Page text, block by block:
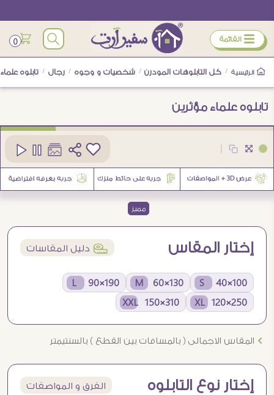
ÿ القائمة 0
الرئيسية / كل التابلوهات المودرن / شخصيات و وجوه / رجال / تابلوه
تابلوه علماء مؤثرين
مميز
إختار المقاس í دليل المقاسات
100×40 S
130×60 M
190×90 L
250×120 XL
310×150 XXL
Ö المقاس الاجمالى ( بالمسافات بين القطع ) بالسنتيمتر
إختار نوع التابلوه الفرق و المواصفات